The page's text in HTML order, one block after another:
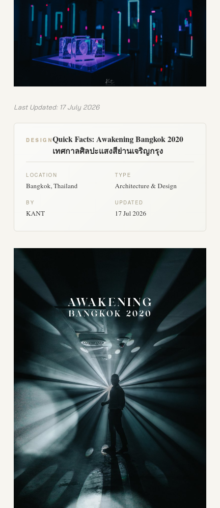
Last Updated: 17 July 2026
DESIGNQuick Facts: Awakening Bangkok 2020
เทศกาลศิลปะแสงสีย่านเจริญกรุง
LOCATION
Bangkok, Thailand
TYPE
Architecture & Design
BY
KANT
UPDATED
17 Jul 2026